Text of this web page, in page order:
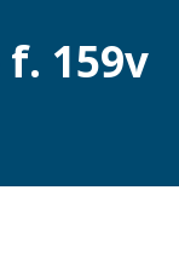
159v